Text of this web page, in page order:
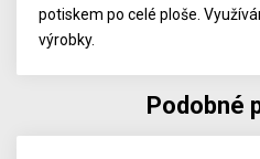
potiskem po celé ploše.
výrobky.
Podobné